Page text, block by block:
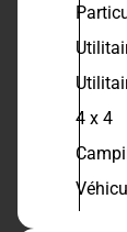
4 x 4